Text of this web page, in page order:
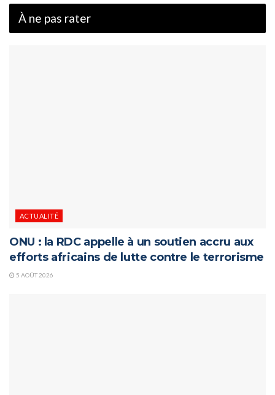
À ne pas rater
ACTUALITÉ
ONU : la RDC appelle à un soutien accru aux
efforts africains de lutte contre le terrorisme
5 AOÛT 2026